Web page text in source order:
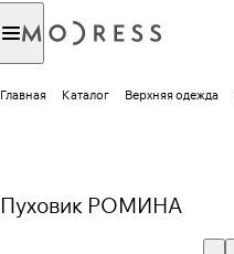
Главная Каталог Верхняя одежда
Пуховик РОМИНА